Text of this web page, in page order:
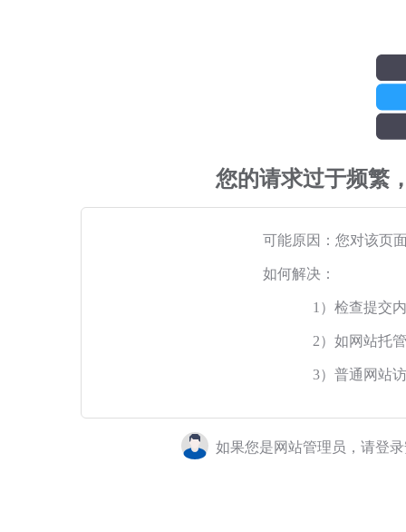
您的请求过于频繁
可能原因：您对该页
如何解决：
1）检查提交
2）如网站托
3）普通网站
如果您是网站管理员，请登